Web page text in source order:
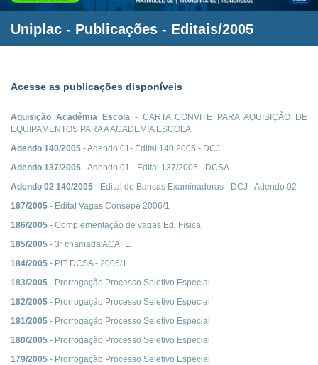
Uniplac - Publicações - Editais/2005
Acesse as publicações disponíveis
Aquisição Acadêmia Escola- CARTA CONVITE PARA AQUISIÇÃO DE
EQUIPAMENTOS PARA A ACADEMIA ESCOLA
Adendo 140/2005 - Adendo 01- Edital 140.2005 - DCJ
Adendo 137/2005 - Adendo 01 - Edital 137/2005 - DCSA
Adendo 02 140/2005 - Edital de Bancas Examinadoras - DCJ - Adendo 02
187/2005 - Edital Vagas Consepe 2006/1
186/2005 - Complementação de vagas Ed. Física
185/2005 - 3ª chamada ACAFE
184/2005 - PIT DCSA - 2006/1
183/2005 - Prorrogação Processo Seletivo Especial
182/2005 - Prorrogação Processo Seletivo Especial
181/2005 - Prorrogação Processo Seletivo Especial
180/2005 - Prorrogação Processo Seletivo Especial
179/2005 - Prorrogação Processo Seletivo Especial